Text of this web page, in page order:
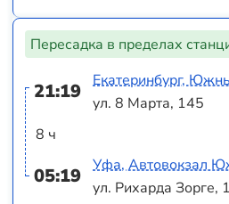
Пересадка в пределах
21:19
8 ч
05:19
Екатеринбург,
ул. 8 Марта, 145
Уфа, Автовокзал
ул. Рихарда Зорге,